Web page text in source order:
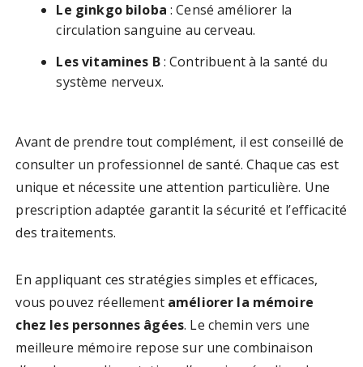
Le ginkgo biloba : Censé améliorer la
circulation sanguine au cerveau.
Les vitamines B: Contribuent à la santé du
système nerveux.
Avant de prendre tout complément, il est conseillé de
consulter un professionnel de santé. Chaque cas est
unique et nécessite une attention particulière. Une
prescription adaptée garantit la sécurité et l’efficacité
des traitements.
En appliquant ces stratégies simples et efficaces,
vous pouvez réellement améliorer la mémoire
chez les personnes âgées. Le chemin vers une
meilleure mémoire repose sur une combinaison